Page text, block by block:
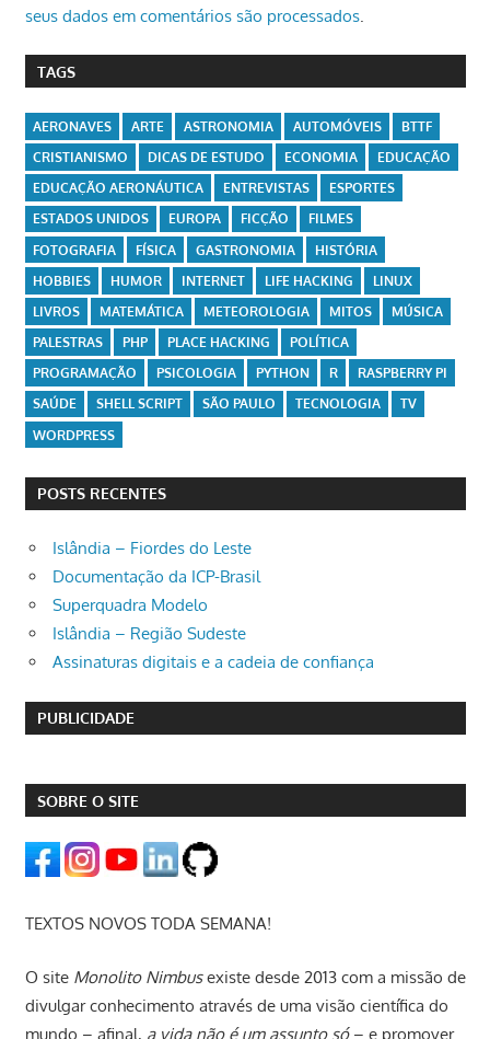
seus dados em comentários são processados.
TAGS
AERONAVES ARTE ASTRONOMIA AUTOMÓVEIS
BTTF
CRISTIANISMO
DICAS DE ESTUDO ECONOMIA
EDUCAÇÃO
EDUCAÇÃO AERONÁUTICA
ENTREVISTAS
ESPORTES
ESTADOS UNIDOS
EUROPA FICÇÃO
FILMES
FOTOGRAFIA
FÍSICA GASTRONOMIA
HISTÓRIA
HOBBIES
HUMOR INTERNET LIFE HACKING
LINUX
LIVROS
MATEMÁTICA METEOROLOGIA MITOS
MÚSICA
PALESTRAS
PHP PLACE HACKING
POLÍTICA
PROGRAMAÇÃO
PSICOLOGIA PYTHON R
RASPBERRY PI
SAÚDE
SHELL SCRIPT SÃO PAULO TECNOLOGIA
TV
WORDPRESS
POSTS RECENTES
Islândia – Fiordes do Leste
Documentação da ICP-Brasil
Superquadra Modelo
Islândia – Região Sudeste
Assinaturas digitais e a cadeia de confiança
PUBLICIDADE
SOBRE O SITE
TEXTOS NOVOS TODA SEMANA!
O site Monolito Nimbusexiste desde 2013 com a missão de
divulgar conhecimento através de uma visão científica do
mundo – afinal, a vida não é um assunto só– e promover